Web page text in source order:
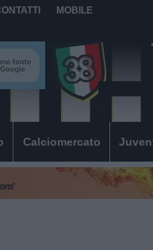
MOBILE
Calciomercato